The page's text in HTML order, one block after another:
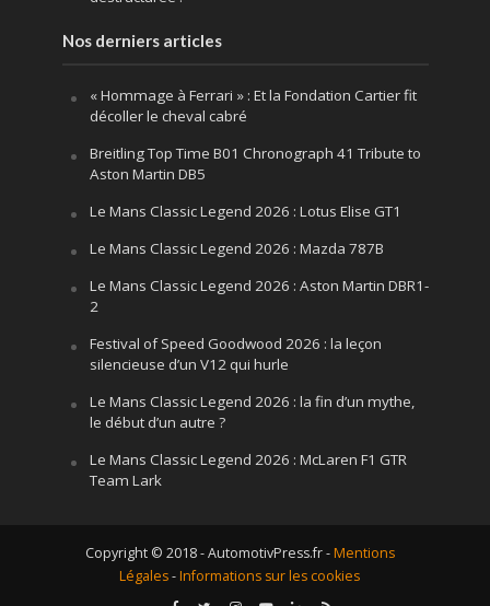
Nos derniers articles
« Hommage à Ferrari » : Et la Fondation Cartier fit
décoller le cheval cabré
Breitling Top Time B01 Chronograph 41 Tribute to
Aston Martin DB5
Le Mans Classic Legend 2026 : Lotus Elise GT1
Le Mans Classic Legend 2026 : Mazda 787B
Le Mans Classic Legend 2026 : Aston Martin DBR1-
2
Festival of Speed Goodwood 2026 : la leçon
silencieuse d’un V12 qui hurle
Le Mans Classic Legend 2026 : la fin d’un mythe,
le début d’un autre ?
Le Mans Classic Legend 2026 : McLaren F1 GTR
Team Lark
Copyright © 2018 - AutomotivPress.fr -Mentions
Légales-Informations sur les cookies